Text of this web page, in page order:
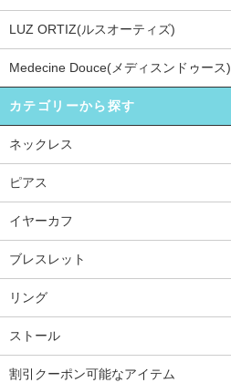
LUZ ORTIZ(ルスオーティズ)
Medecine Douce(メディスンドゥース)
カテゴリーから探す
ネックレス
ピアス
イヤーカフ
ブレスレット
リング
ストール
割引クーポン可能なアイテム